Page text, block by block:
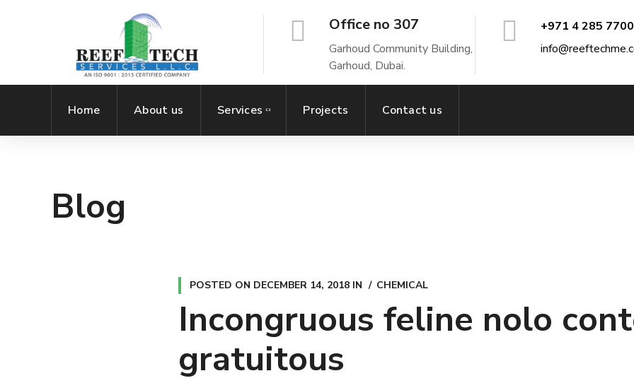
Office no 307
Garhoud Community Building,
Garhoud, Dubai.
+971 4 285 7700
Home About us Services Projects Contact us
Blog
POSTED ON DECEMBER 14, 2018 IN CHEMICAL
Incongruous feline nolo
gratuitous